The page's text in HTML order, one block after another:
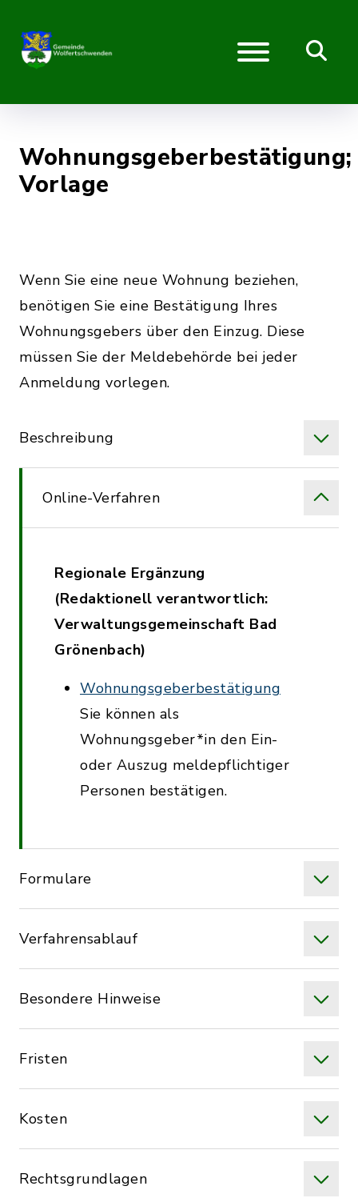
Wohnungsgeberbestätigung;
Vorlage
Wenn Sie eine neue Wohnung beziehen,
benötigen Sie eine Bestätigung Ihres
Wohnungsgebers über den Einzug. Diese
müssen Sie der Meldebehörde bei jeder
Anmeldung vorlegen.
Beschreibung
Online-Verfahren
Regionale Ergänzung
(Redaktionell verantwortlich:
Verwaltungsgemeinschaft Bad
Grönenbach)
Wohnungsgeberbestätigung
Sie können als
Wohnungsgeber*in den Ein-
oder Auszug meldepflichtiger
Personen bestätigen.
Formulare
Verfahrensablauf
Besondere Hinweise
Fristen
Kosten
Rechtsgrundlagen